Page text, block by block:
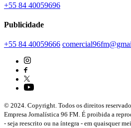
+55 84 40059696
Publicidade
+55 84 40059666
© 2024. Copyright. Todos os direitos
Empresa Jornalística 96 FM. É proibida a
- seja reescrito ou na íntegra - em quaisquer